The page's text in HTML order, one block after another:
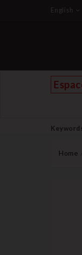
English
Home